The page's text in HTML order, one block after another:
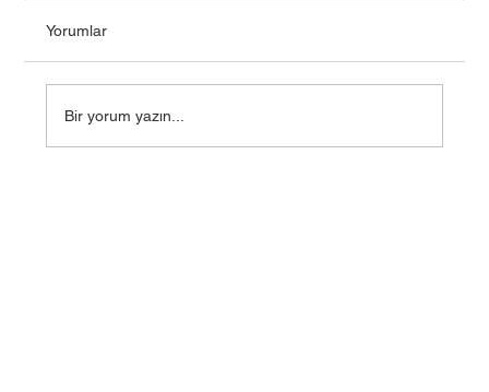
Yer Tahsisi Hakkında
Yorumlar
Bir yorum yazın...